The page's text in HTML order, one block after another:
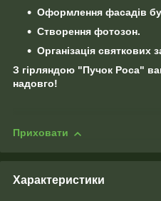
Оформлення фасадів
Створення фотозон.
Організація святкових
З гірляндою "Пучок Роса"
надовго!
Приховати
Характеристики